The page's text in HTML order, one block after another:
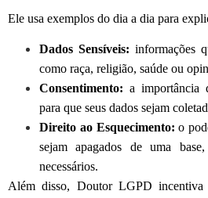
Ele usa exemplos do dia a dia para
Dados Sensíveis: informações
como raça, religião, saúde ou
Consentimento: a importância
para que seus dados sejam
Direito ao Esquecimento: o
sejam apagados de uma
necessários.
Além disso, Doutor LGPD